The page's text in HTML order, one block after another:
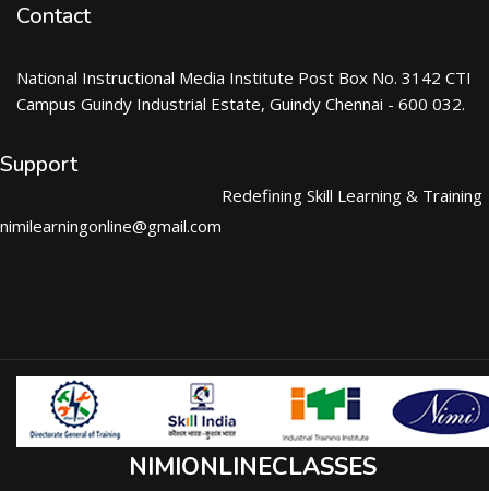
Contact
National Instructional Media Institute Post Box No. 3142 CTI
Campus Guindy Industrial Estate, Guindy Chennai - 600 032.
Support
nimilearningonline@gmail.com
Redefining Skill Learning & Training
NIMIONLINECLASSES